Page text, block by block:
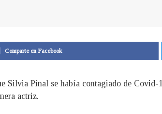
Comparte en Facebook
Silvia Pinal se había contagiado de
actriz.